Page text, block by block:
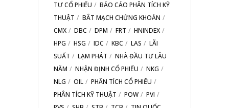
TƯ CỔ PHIẾU
BÁO CÁO PHÂN TÍCH KỸ
THUẬT
BẮT MẠCH CHỨNG KHOÁN
CMX
DBC DPM FRT
HNINDEX
HPG
HSG IDC KBC LAS
LÃI
SUẤT
LẠM PHÁT
NHÀ ĐẦU TƯ LÂU
NĂM
NHẬN ĐỊNH CỔ PHIẾU
NKG
NLG
OIL
PHÂN TÍCH CỔ PHIẾU
PHÂN TÍCH KỸ THUẬT
POW
PVI